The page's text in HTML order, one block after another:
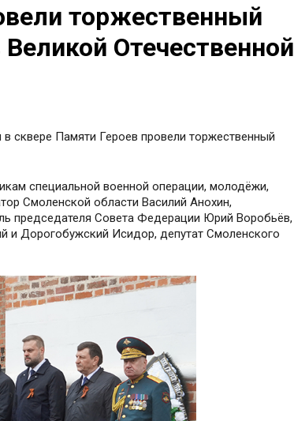
торжественный
Отечественной
сквере Памяти Героев провели торжественный
специальной военной операции, молодёжи,
Смоленской области Василий Анохин,
председателя Совета Федерации Юрий Воробьёв,
и Дорогобужский Исидор, депутат Смоленского